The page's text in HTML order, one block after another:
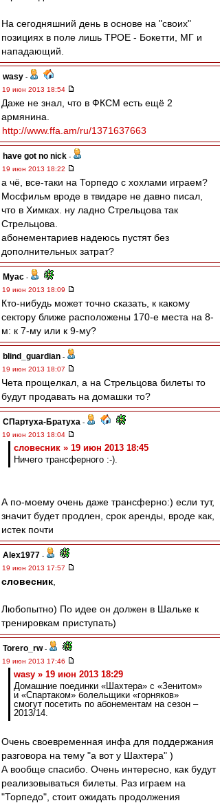
На сегодняшний день в основе на "своих"
позициях в поле лишь ТРОЕ - Бокетти, МГ и
нападающий.
wasy -
19 июн 2013 18:54
Даже не знал, что в ФКСМ есть ещё 2
армянина.
http://www.ffa.am/ru/1371637663
have got no nick -
19 июн 2013 18:22
а чё, все-таки на Торпедо с хохлами играем?
Мосфильм вроде в твидаре не давно писал,
что в Химках. ну ладно Стрельцова так
Стрельцова.
абонементариев надеюсь пустят без
дополнительных затрат?
Myac -
19 июн 2013 18:09
Кто-нибудь может точно сказать, к какому
сектору ближе расположены 170-е места на 8-
м: к 7-му или к 9-му?
blind_guardian -
19 июн 2013 18:07
Чета прощелкал, а на Стрельцова билеты то
будут продавать на домашки то?
СПартуха-Братуха -
19 июн 2013 18:04
словесник » 19 июн 2013 18:45
Ничего трансферного :-).
А по-моему очень даже трансферно:) если тут,
значит будет продлен, срок аренды, вроде как,
истек почти
Alex1977 -
19 июн 2013 17:57
словесник
Любопытно) По идее он должен в Шальке к
тренировкам приступать)
Torero_rw-
19 июн 2013 17:46
wasy » 19 июн 2013 18:29
Домашние поединки «Шахтера» с «Зенитом»
и «Спартаком» болельщики «горняков»
смогут посетить по абонементам на сезон –
2013/14.
Очень своевременная инфа для поддержания
разговора на тему "а вот у Шахтера" )
А вообще спасибо. Очень интересно, как будут
реализовываться билеты. Раз играем на
"Торпедо", стоит ожидать продолжения